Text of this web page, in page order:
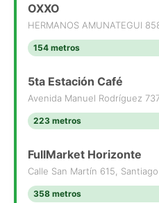
OXXO
HERMANOS AMUNATEGUI
154 metros
5ta Estación Café
Avenida Manuel Rodríguez
223 metros
FullMarket Horizonte
Calle San Martín 615, Santiago
358 metros